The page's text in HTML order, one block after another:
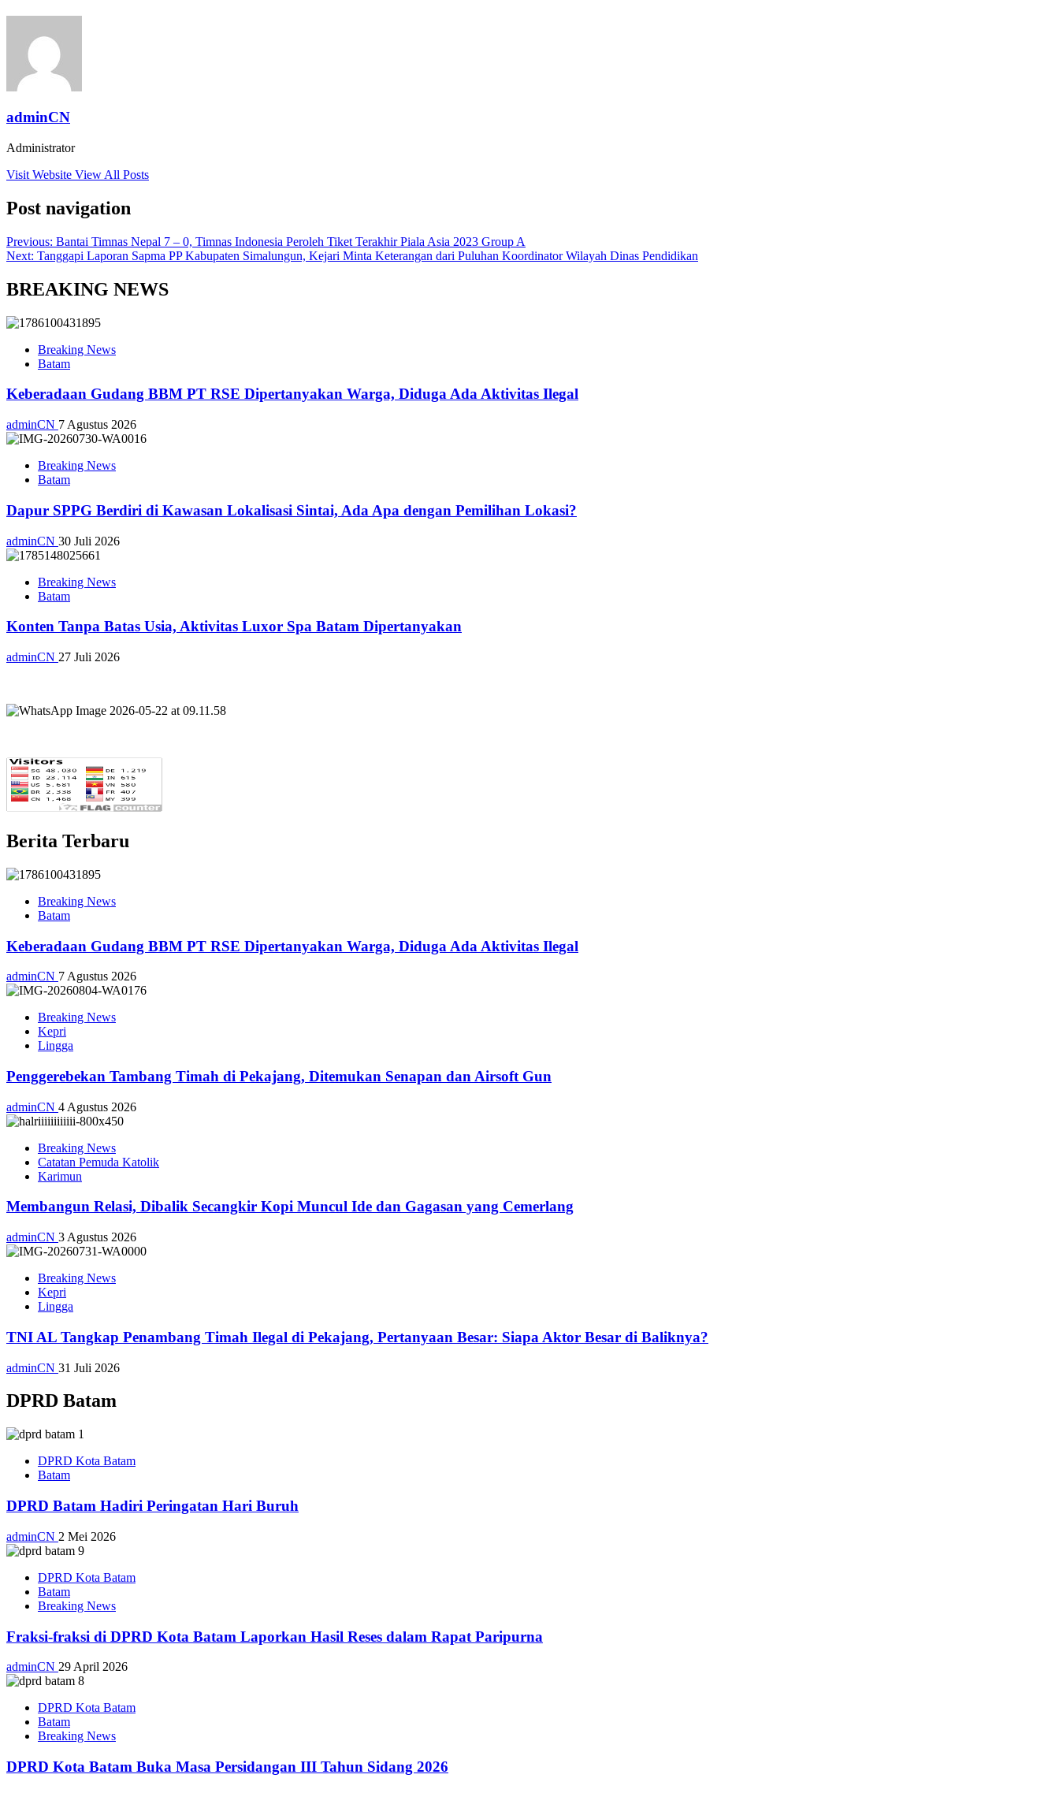
adminCN
Administrator
Visit Website View All Posts
Post navigation
Previous: Bantai Timnas Nepal 7 – 0, Timnas Indonesia Peroleh Tiket Terakhir Piala Asia 2023 Group A
Next: Tanggapi Laporan Sapma PP Kabupaten Simalungun, Kejari Minta Keterangan dari Puluhan Koordinator Wilayah Dinas Pendidikan
BREAKING NEWS
Breaking News
Batam
Keberadaan Gudang BBM PT RSE Dipertanyakan Warga, Diduga Ada Aktivitas Ilegal
adminCN 7 Agustus 2026
Breaking News
Batam
Dapur SPPG Berdiri di Kawasan Lokalisasi Sintai, Ada Apa dengan Pemilihan Lokasi?
adminCN 30 Juli 2026
Breaking News
Batam
Konten Tanpa Batas Usia, Aktivitas Luxor Spa Batam Dipertanyakan
adminCN 27 Juli 2026
Berita Terbaru
Breaking News
Batam
Keberadaan Gudang BBM PT RSE Dipertanyakan Warga, Diduga Ada Aktivitas Ilegal
adminCN 7 Agustus 2026
Breaking News
Kepri
Lingga
Penggerebekan Tambang Timah di Pekajang, Ditemukan Senapan dan Airsoft Gun
adminCN 4 Agustus 2026
Breaking News
Catatan Pemuda Katolik
Karimun
Membangun Relasi, Dibalik Secangkir Kopi Muncul Ide dan Gagasan yang Cemerlang
adminCN 3 Agustus 2026
Breaking News
Kepri
Lingga
TNI AL Tangkap Penambang Timah Ilegal di Pekajang, Pertanyaan Besar: Siapa Aktor Besar di Baliknya?
adminCN 31 Juli 2026
DPRD Batam
DPRD Kota Batam
Batam
DPRD Batam Hadiri Peringatan Hari Buruh
adminCN 2 Mei 2026
DPRD Kota Batam
Batam
Breaking News
Fraksi-fraksi di DPRD Kota Batam Laporkan Hasil Reses dalam Rapat Paripurna
adminCN 29 April 2026
DPRD Kota Batam
Batam
Breaking News
DPRD Kota Batam Buka Masa Persidangan III Tahun Sidang 2026